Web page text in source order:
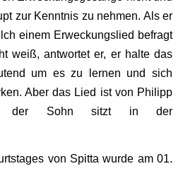
zur Kenntnis zu nehmen. Als er
einem Erweckungslied befragt
weiß, antwortet er, er halte das
um es zu lernen und sich
Aber das Lied ist von Philipp
der Sohn sitzt in der
von Spitta wurde am 01.